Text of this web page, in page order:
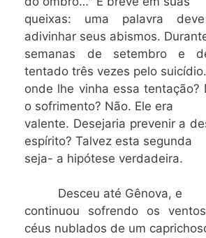
queixas: uma palavra
adivinhar seus abismos.
semanas de setembro e
tentado três vezes pelo
onde lhe vinha essa tentação?
o sofrimento? Não. Ele era
valente. Desejaria prevenir a
espírito? Talvez esta segunda
seja- a hipótese verdadeira.
Desceu até Gênova, e
continuou sofrendo os
céus nublados de um